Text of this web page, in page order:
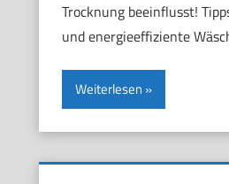
Trocknung beeinflusst!
und energieeffiziente
Weiterlesen